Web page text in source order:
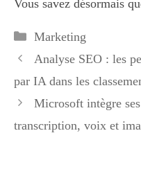
Vous savez désormais
Catégories
Marketing
Analyse SEO : les
par IA dans les
Microsoft intègre
transcription, voix et